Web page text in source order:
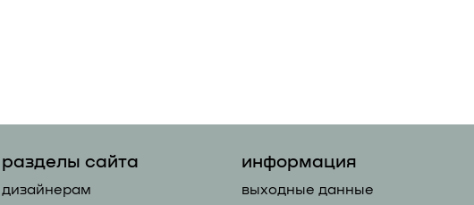
разделы сайта
дизайнерам
информация
выходные данные